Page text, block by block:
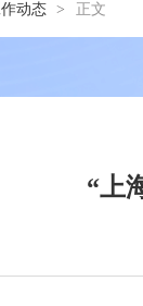
动态 正文
“上